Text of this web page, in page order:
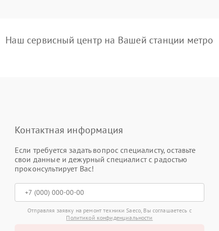
Наш сервисный центр на Вашей станции метро
Контактная информация
Если требуется задать вопрос специалисту, оставьте
свои данные и дежурный специалист с радостью
проконсультирует Вас!
Отправляя заявку на ремонт техники Saeco, Вы соглашаетесь с
Политикой конфиденциальности